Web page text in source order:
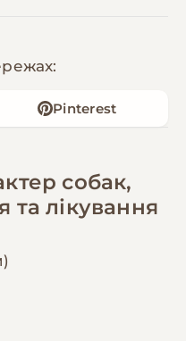
Pinterest
собак,
та лікування